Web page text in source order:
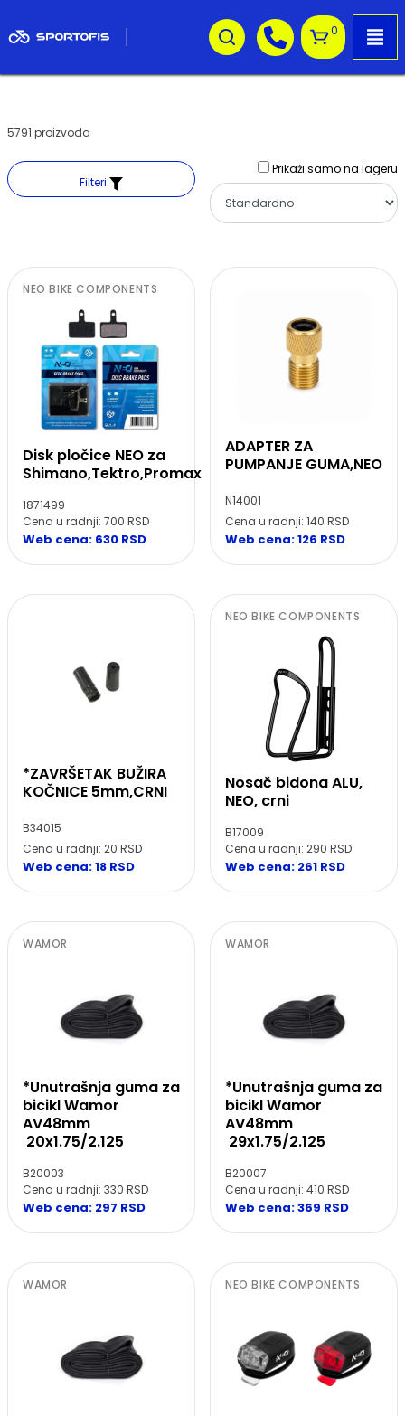
0
5791 proizvoda
Filteri
Prikaži samo na lageru
NEO BIKE COMPONENTS
Disk pločice NEO za
Shimano,Tektro,Promax
1871499
Cena u radnji: 700 RSD
Web cena: 630 RSD
ADAPTER ZA
PUMPANJE GUMA,NEO
N14001
Cena u radnji: 140 RSD
Web cena: 126 RSD
*ZAVRŠETAK BUŽIRA
KOČNICE 5mm,CRNI
B34015
Cena u radnji: 20 RSD
Web cena: 18 RSD
NEO BIKE COMPONENTS
Nosač bidona ALU,
NEO, crni
B17009
Cena u radnji: 290 RSD
Web cena: 261 RSD
WAMOR
*Unutrašnja guma za
bicikl Wamor
AV48mm
20x1.75/2.125
B20003
Cena u radnji: 330 RSD
Web cena: 297 RSD
WAMOR
*Unutrašnja guma za
bicikl Wamor
AV48mm
29x1.75/2.125
B20007
Cena u radnji: 410 RSD
Web cena: 369 RSD
WAMOR NEO BIKE COMPONENTS